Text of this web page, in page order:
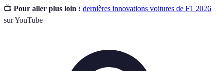
📺 Pour aller plus loin : dernières innovations voitures de F1 2026
sur YouTube